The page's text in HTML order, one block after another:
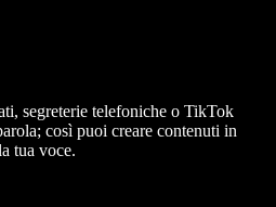
segreterie telefoniche o TikTok
così puoi creare contenuti in
tua voce.